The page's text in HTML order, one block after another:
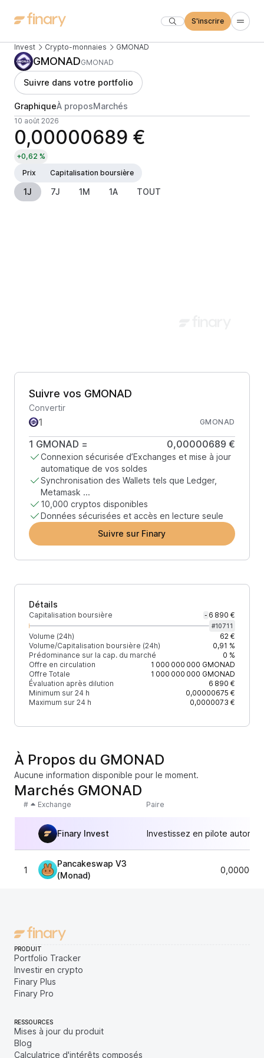
S'inscrire
Invest Crypto-monnaies GMONAD
GMONADGMONAD
Suivre dans votre portfolio
GraphiqueÀ proposMarchés
10 août 2026
0,00000689 €
+0,62 %
Prix
Capitalisation boursière
1J 7J 1M 1A TOUT
Suivre vos GMONAD
Convertir
GMONAD
1 GMONAD = 0,00000689 €
Connexion sécurisée d’Exchanges et mise à jour
automatique de vos soldes
Synchronisation des Wallets tels que Ledger,
Metamask ...
10,000 cryptos disponibles
Données sécurisées et accès en lecture seule
Suivre sur Finary
Détails
Capitalisation boursière - 6 890 €
#10711
Volume (24h)
62 €
Volume/Capitalisation boursière (24h)
0,91 %
Prédominance sur la cap. du marché
0 %
Offre en circulation
1 000 000 000 GMONAD
Offre Totale
1 000 000 000 GMONAD
Évaluation après dilution
6 890 €
Minimum sur 24 h
0,00000675 €
Maximum sur 24 h
0,0000073 €
À Propos du GMONAD
Aucune information disponible pour le moment.
Marchés GMONAD
# Exchange Paire
Finary Invest Investissez en pilote
1
Pancakeswap V3
(Monad)
PRODUIT
Portfolio Tracker
Investir en crypto
Finary Plus
Finary Pro
RESSOURCES
Mises à jour du produit
Blog
Calculatrice d'intérêts composés